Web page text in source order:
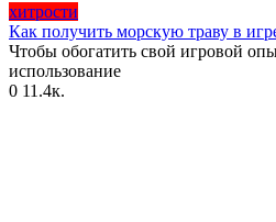
хитрости
Как получить морскую траву в
Чтобы обогатить свой игровой
использование
0 11.4к.